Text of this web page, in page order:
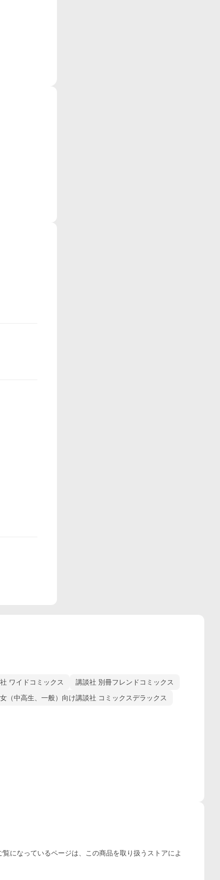
ワイドコミックス
講談社 別冊フレンドコミックス
（中高生、一般）向け講談社 コミックスデラックス
になっているページは、この商品を取り扱うストアによ